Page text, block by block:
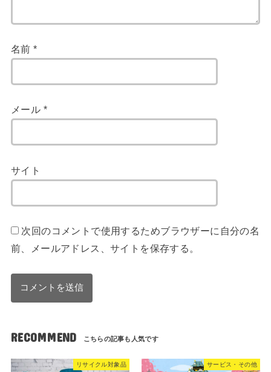
名前*
メール *
サイト
次回のコメントで使用するためブラウザーに自分の名
前、メールアドレス、サイトを保存する。
RECOMMEND
リサイクル対象品 サービス・その他